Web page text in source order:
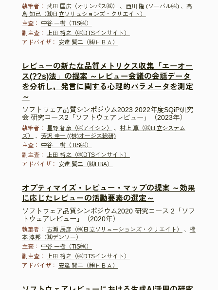
執筆者： 武田 匡広（オリンパス㈱） 、 西川 隆 (ソーバル㈱)、 高
島 知己（㈱日立ソリュションズ・クリエイト）
主査：
中谷 一樹（TIS㈱）
副主査： 上田 裕之（㈱DTSインサイト）
アドバイザ：
安達 賢二（㈱ＨＢＡ）
レビューの新たな品質メトリクス収集「エーオー
ス(??s)法」の提案 ～レビュー会議の会話データ
を分析し，発言に関する心理的パラメータを測定
～
ソフトウェア品質シンポジウム2023 2022年度SQiP研究
会 研究コース2「ソフトウェアレビュー」（2023年）
執筆者： 星野 智彦（㈱アイシン） 、 村上 薫（㈱日立システム
ズ）
、 芳沢 圭一 ((株)オージス総研)
主査：
中谷 一樹（TIS㈱）
副主査：
上田 裕之（㈱DTSインサイト）
アドバイザ：
安達 賢二（㈱HBA）
オプティマイズ・レビュー・マップの提案 ～効果
に応じたレビューの活動要素の選定～
ソフトウェア品質シンポジウム2020 研究コース 2「ソフ
トウェアレビュー」（2020年）
執筆者： 古瀬 辰彦（㈱日立ソリューションズ・クリエイト） 、 橋
本 淳邦（㈱デンソー）
主査：
中谷 一樹（TIS㈱）
副主査：
上田 裕之（㈱DTSインサイト）
アドバイザ：
安達 賢二（㈱ＨＢＡ）